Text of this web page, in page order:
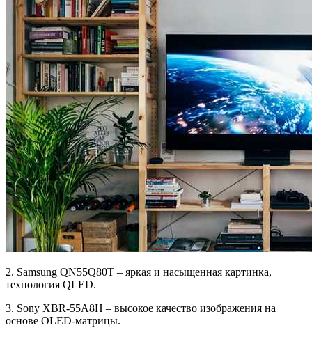
2. Samsung QN55Q80T – яркая и насыщенная картинка,
технология QLED.
3. Sony XBR-55A8H – высокое качество изображения на
основе OLED-матрицы.